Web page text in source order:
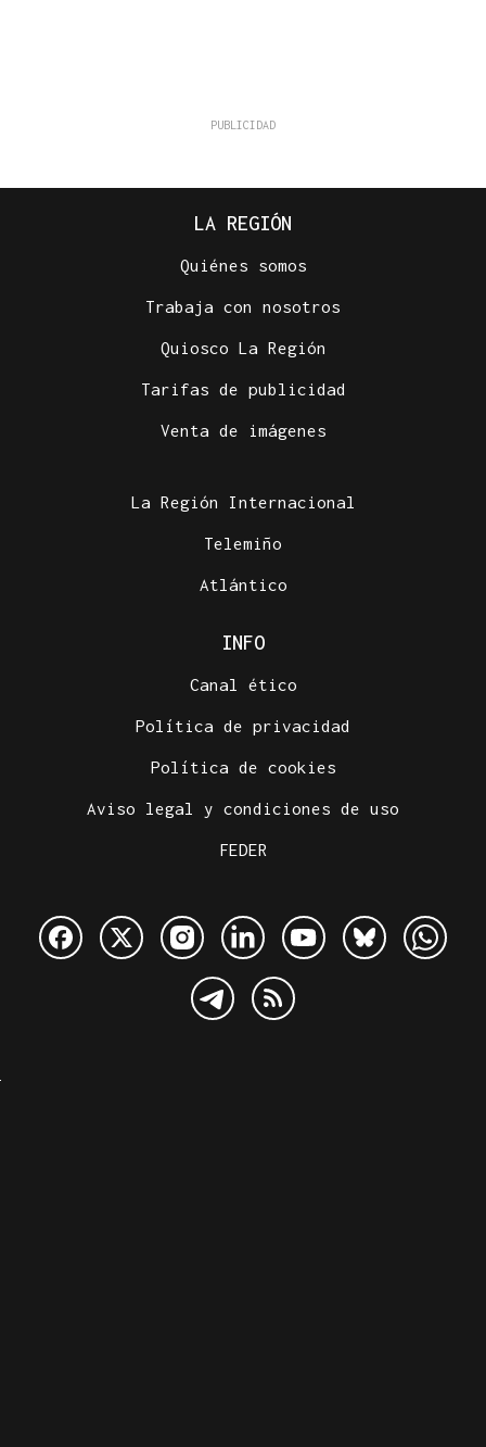
LA REGIÓN
Quiénes somos
Trabaja con nosotros
Quiosco La Región
Tarifas de publicidad
Venta de imágenes
La Región Internacional
Telemiño
Atlántico
INFO
Canal ético
Política de privacidad
Política de cookies
Aviso legal y condiciones de uso
FEDER